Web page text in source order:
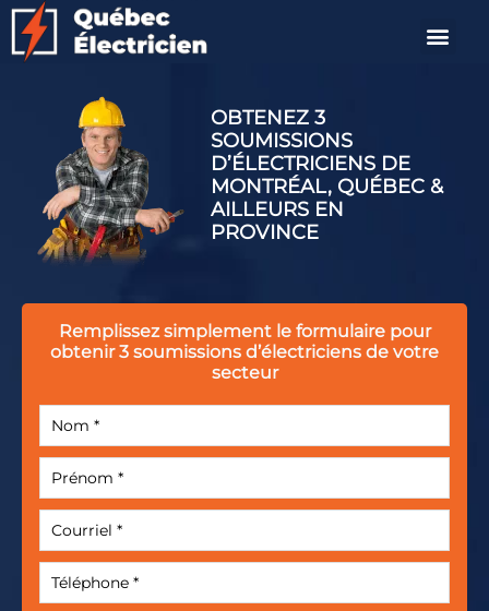
OBTENEZ 3
SOUMISSIONS
D’ÉLECTRICIENS DE
MONTRÉAL, QUÉBEC &
AILLEURS EN
PROVINCE
Remplissez simplement le formulairepour
obtenir 3 soumissions d’électriciens de votre
secteur